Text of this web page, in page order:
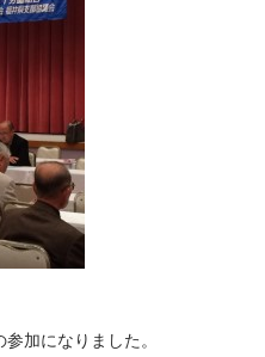
加になりました。